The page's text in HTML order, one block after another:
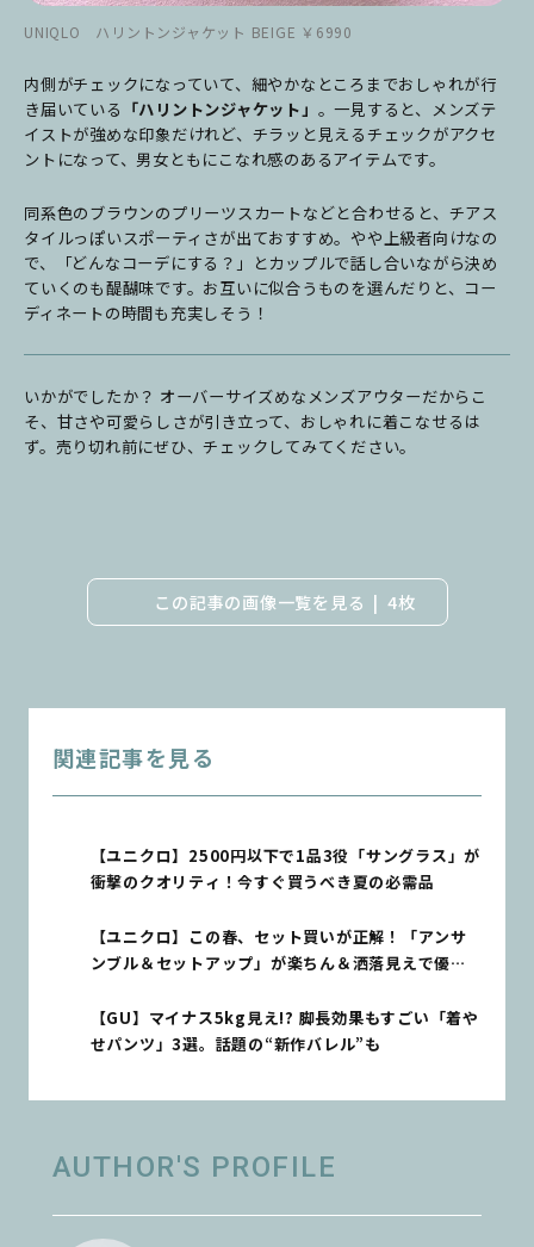
UNIQLO ハリントンジャケット BEIGE ￥6990
内側がチェックになっていて、細やかなところまでおしゃれが行
き届いている 「ハリントンジャケット」 。一見すると、メンズテ
イストが強めな印象だけれど、チラッと見えるチェックがアクセ
ントになって、男女ともにこなれ感のあるアイテムです。
同系色のブラウンのプリーツスカートなどと合わせると、チアス
タイルっぽいスポーティさが出ておすすめ。やや上級者向けなの
で、「どんなコーデにする？」とカップルで話し合いながら決め
ていくのも醍醐味です。お互いに似合うものを選んだりと、コー
ディネートの時間も充実しそう！
いかがでしたか？ オーバーサイズめなメンズアウターだからこ
そ、甘さや可愛らしさが引き立って、おしゃれに着こなせるは
ず。売り切れ前にぜひ、チェックしてみてください。
この記事の画像一覧を見る 4枚
関連記事を見る
【ユニクロ】2500円以下で1品3役「サングラス」が
衝撃のクオリティ！今すぐ買うべき夏の必需品
【ユニクロ】この春、セット買いが正解！「アンサ
ンブル＆セットアップ」が楽ちん＆洒落見えで優秀
【GU】マイナス5kg見え!? 脚長効果もすごい「着や
せパンツ」3選。話題の“新作バレル”も
AUTHOR'S PROFILE